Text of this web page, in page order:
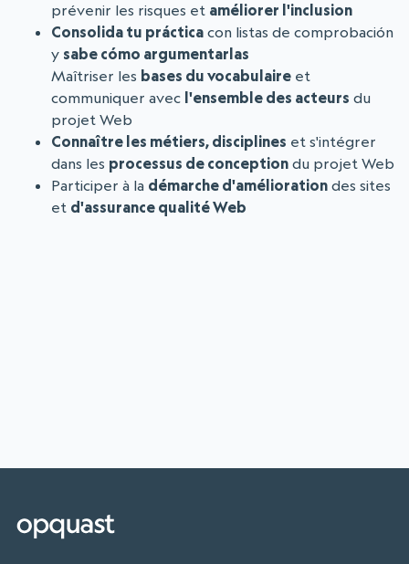
prévenir les risques et améliorer l'inclusion
Consolida tu práctica con listas de comprobación
y sabe cómo argumentarlas
Maîtriser les bases du vocabulaire et
communiquer avec l'ensemble des acteurs du
projet Web
Connaître les métiers, disciplines et s'intégrer
dans les processus de conception du projet Web
Participer à la démarche d'amélioration des sites
et d'assurance qualité Web